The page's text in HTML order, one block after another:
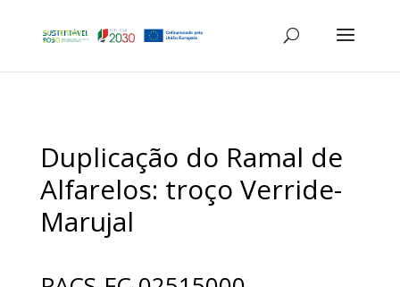
Duplicação do Ramal de
Alfarelos: troço Verride-
Marujal